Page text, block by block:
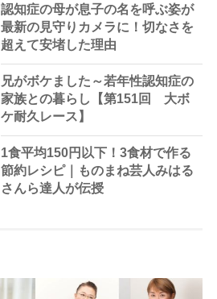
認知症の母が息子の名を呼ぶ姿が
最新の見守りカメラに！切なさを
超えて安堵した理由
兄がボケました～若年性認知症の
家族との暮らし【第151回 大ボ
ケ耐久レース】
1食平均150円以下！3食材で作る
節約レシピ｜ものまね芸人みはる
さんら達人が伝授